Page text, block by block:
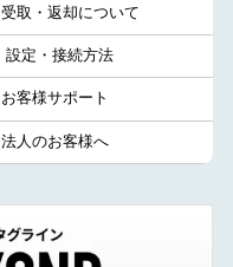
受取・返却について
設定・接続方法
お客様サポート
法人のお客様へ